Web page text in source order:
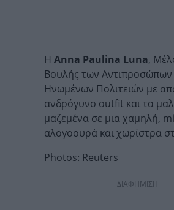
Η Anna Paulina Luna,
Βουλής των
Ηνωμένων Πολιτειών με
ανδρόγυνο outfit και τα
μαζεμένα σε μια χαμηλή,
αλογοουρά και χωρίστρα
Photos: Reuters
ΔΙΑΦΗΜΙΣΗ